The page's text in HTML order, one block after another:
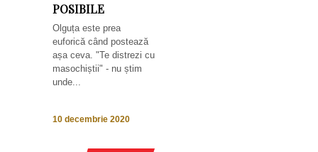
POSIBILE
Olguța este prea
euforică când postează
așa ceva. "Te distrezi cu
masochiștii" - nu știm
unde...
10 decembrie 2020